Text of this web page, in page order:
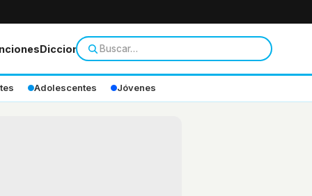
Diccionario
Adolescentes Jóvenes